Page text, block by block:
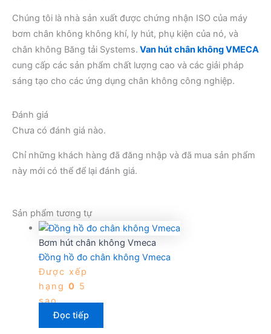
Chúng tôi là nhà sản xuất được chứng nhận ISO của máy
bơm chân không không khí, ly hút, phụ kiện của nó, và
chân không Băng tải Systems. Van hút chân không VMECA
cung cấp các sản phẩm chất lượng cao và các giải pháp
sáng tạo cho các ứng dụng chân không công nghiệp.
Đánh giá
Chưa có đánh giá nào.
Chỉ những khách hàng đã đăng nhập và đã mua sản phẩm
này mới có thể để lại đánh giá.
Sản phẩm tương tự
Bơm hút chân không Vmeca
Đồng hồ đo chân không Vmeca
Được xếp
hạng 0 5
sao
Đọc tiếp